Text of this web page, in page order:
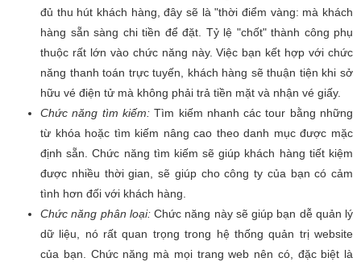
đủ thu hút khách hàng, đây sẽ là "thời điểm vàng: mà khách
hàng sẵn sàng chi tiền để đặt. Tỷ lệ "chốt" thành công phụ
thuộc rất lớn vào chức năng này. Việc bạn kết hợp với chức
năng thanh toán trực tuyến, khách hàng sẽ thuận tiện khi sở
hữu vé điện tử mà không phải trả tiền mặt và nhận vé giấy.
Chức năng tìm kiếm:Tìm kiếm nhanh các tour bằng những
từ khóa hoặc tìm kiếm nâng cao theo danh mục được mặc
định sẵn. Chức năng tìm kiếm sẽ giúp khách hàng tiết kiệm
được nhiều thời gian, sẽ giúp cho công ty của bạn có cảm
tình hơn đối với khách hàng.
Chức năng phân loại:Chức năng này sẽ giúp bạn dễ quản lý
dữ liệu, nó rất quan trọng trong hệ thống quản trị website
của bạn. Chức năng mà mọi trang web nên có, đặc biệt là